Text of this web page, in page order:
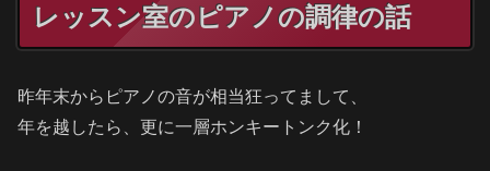
レッスン室のピアノの調律の話
昨年末からピアノの音が相当狂ってまして、
年を越したら、更に一層ホンキートンク化！